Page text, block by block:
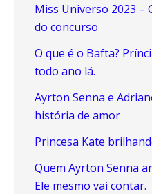
Miss Universo 2023 –
do concurso
O que é o Bafta?
todo ano lá.
Ayrton Senna e
história de amor
Princesa Kate
Quem Ayrton Senna
Ele mesmo vai contar.